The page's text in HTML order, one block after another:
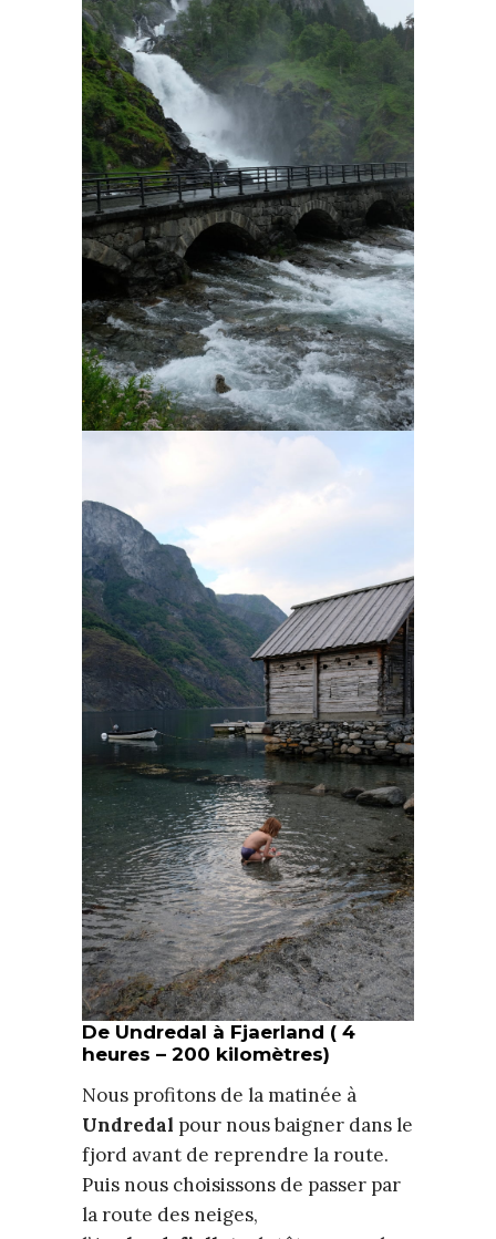
De Undredal à Fjaerland ( 4
heures – 200 kilomètres)
Nous profitons de la matinée à
Undredal pour nous baigner dans le
fjord avant de reprendre la route.
Puis nous choisissons de passer par
la route des neiges,